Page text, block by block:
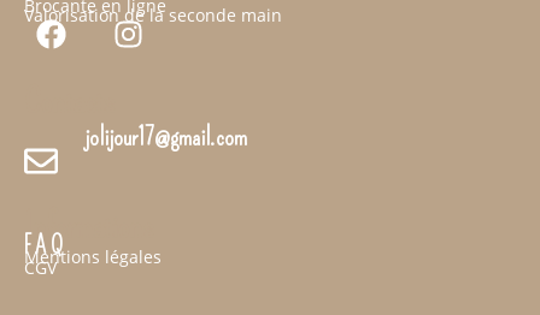
Brocante en ligne
Valorisation de la seconde main
jolijour17@gmail.com
Informations
F A Q
Mentions légales
CGV